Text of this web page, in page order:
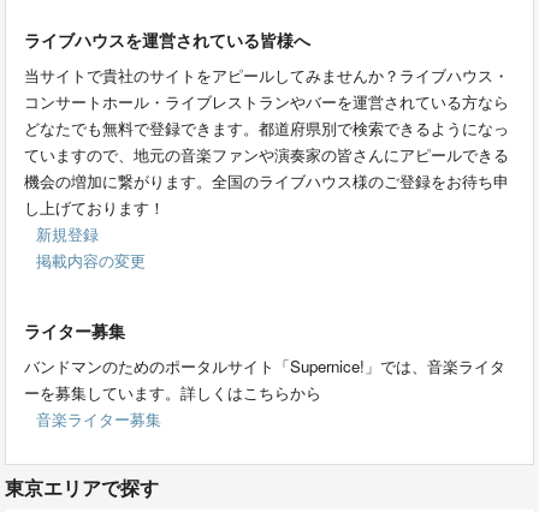
ライブハウスを運営されている皆様へ
当サイトで貴社のサイトをアピールしてみませんか？ライブハウス・
コンサートホール・ライブレストランやバーを運営されている方なら
どなたでも無料で登録できます。都道府県別で検索できるようになっ
ていますので、地元の音楽ファンや演奏家の皆さんにアピールできる
機会の増加に繋がります。全国のライブハウス様のご登録をお待ち申
し上げております！
新規登録
掲載内容の変更
ライター募集
バンドマンのためのポータルサイト「Supernice!」では、音楽ライタ
ーを募集しています。詳しくはこちらから
音楽ライター募集
東京エリアで探す